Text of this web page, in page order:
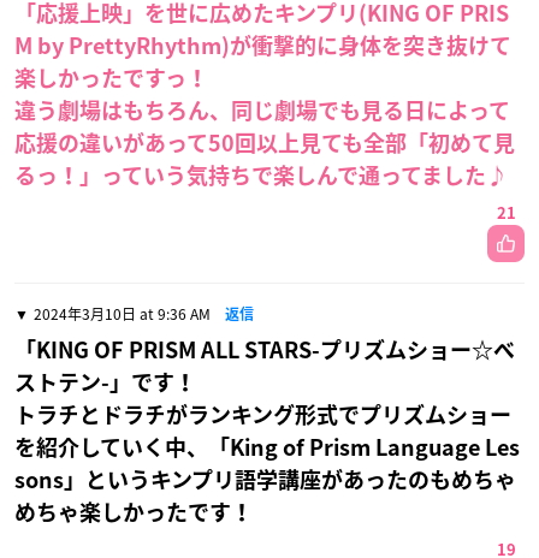
「応援上映」を世に広めたキンプリ(KING OF PRIS
M by PrettyRhythm)が衝撃的に身体を突き抜けて
楽しかったですっ！
違う劇場はもちろん、同じ劇場でも見る日によって
応援の違いがあって50回以上見ても全部「初めて見
るっ！」っていう気持ちで楽しんで通ってました♪
21
2024年3月10日 at 9:36 AM 返信
「KING OF PRISM ALL STARS-プリズムショー☆ベ
ストテン-」です！
トラチとドラチがランキング形式でプリズムショー
を紹介していく中、「King of Prism Language Les
sons」というキンプリ語学講座があったのもめちゃ
めちゃ楽しかったです！
19